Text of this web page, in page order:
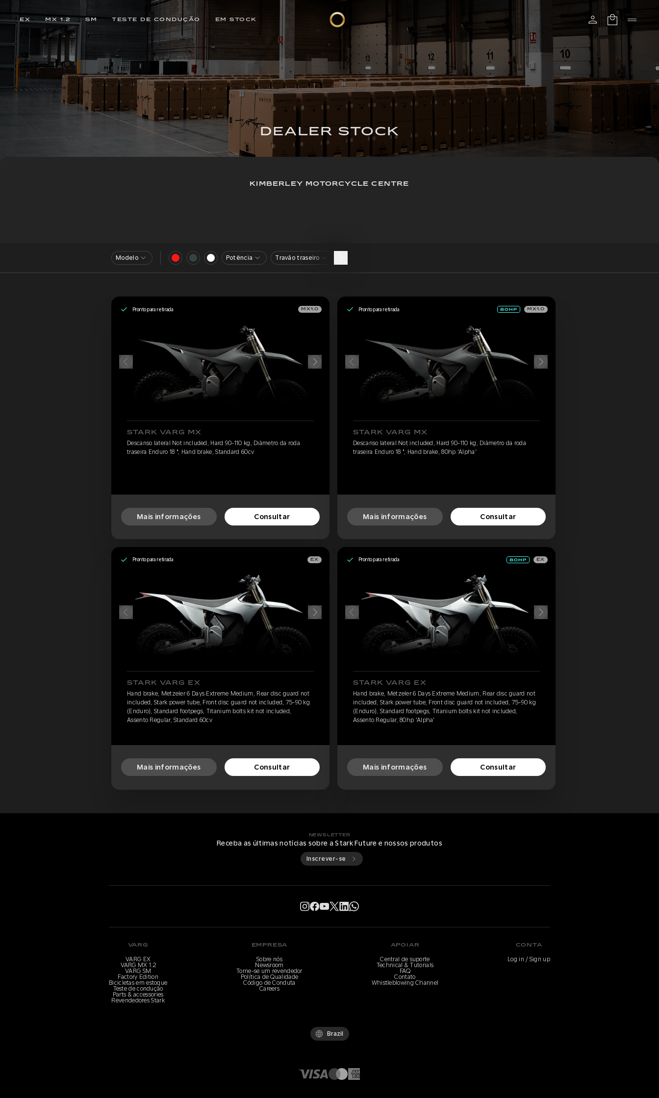
EX MX 1.2 SM TESTE DE CONDUÇÃO EM STOCK
DEALER STOCK
KIMBERLEY MOTORCYCLE CENTRE
Modelo Potência Travão traseiro
Pronto para retirada MX1.0
STARK VARG MX
Descanso lateral Not included, Hard 90-110 kg, Diâmetro da roda
traseira Enduro 18 ", Hand brake, Standard 60cv
Mais informações Consultar
Pronto para retirada MX1.0
STARK VARG MX
Descanso lateral Not included, Hard 90-110 kg, Diâmetro da roda
traseira Enduro 18 ", Hand brake, 80hp 'Alpha'
Mais informações Consultar
Pronto para retirada EX
STARK VARG EX
Hand brake, Metzeler 6 Days Extreme Medium, Rear disc guard not
included, Stark power tube, Front disc guard not included, 75-90 kg
(Enduro), Standard footpegs, Titanium bolts kit not included,
Assento Regular, Standard 60cv
Mais informações Consultar
Pronto para retirada EX
STARK VARG EX
Hand brake, Metzeler 6 Days Extreme Medium, Rear disc guard not
included, Stark power tube, Front disc guard not included, 75-90 kg
(Enduro), Standard footpegs, Titanium bolts kit not included,
Assento Regular, 80hp 'Alpha'
Mais informações Consultar
NEWSLETTER
Receba as últimas notícias sobre a Stark Future e nossos produtos
Inscrever-se
VARG
VARG EX
VARG MX 1.2
VARG SM
Factory Edition
Bicicletas em estoque
Teste de condução
Parts & accessories
Revendedores Stark
EMPRESA
Sobre nós
Newsroom
Torne-se um revendedor
Política de Qualidade
Código de Conduta
Careers
APOIAR
Central de suporte
Technical & Tutorials
FAQ
Contato
Whistleblowing Channel
CONTA
Log in / Sign up
Brazil